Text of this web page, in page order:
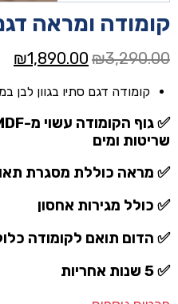
קומודה ומראה
₪3,290.00
המחיר
היה:
₪3,290.00.
₪1,890.00
קומודה דגם סתיו בגוון לבן במקום
שריטות ומים
✅ מראה כוללת מסגרת
✅ כולל מגירות אחסון
✅ הדום תואם לקומודה
✅ 5 שנות אחריות